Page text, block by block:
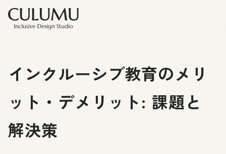
インクルーシブ教育のメリ
ット・デメリット: 課題と
解決策